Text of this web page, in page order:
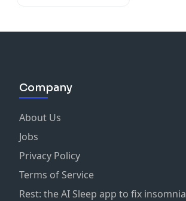
Company
About Us
Jobs
Privacy Policy
Terms of Service
Rest: the AI Sleep app to fix insomnia